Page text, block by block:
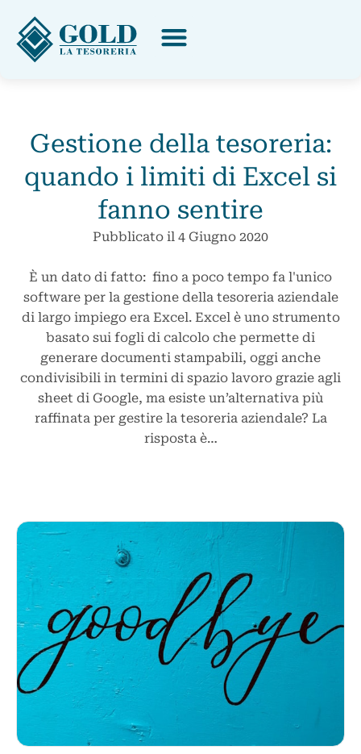
Gestione della tesoreria:
quando i limiti di Excel si
fanno sentire
Pubblicato il 4 Giugno 2020
È un dato di fatto: fino a poco tempo fa l'unico
software per la gestione della tesoreria aziendale
di largo impiego era Excel. Excel è uno strumento
basato sui fogli di calcolo che permette di
generare documenti stampabili, oggi anche
condivisibili in termini di spazio lavoro grazie agli
sheet di Google, ma esiste un’alternativa più
raffinata per gestire la tesoreria aziendale? La
risposta è…